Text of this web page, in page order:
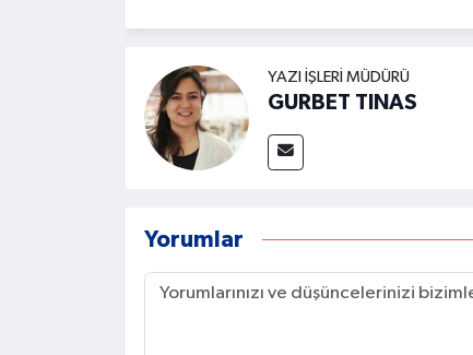
YAZI İŞLERI MÜDÜRÜ
GURBET TINAS
Yorumlar